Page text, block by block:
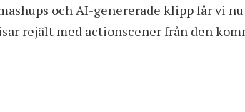
och AI-genererade klipp får vi
rejält med actionscener från den